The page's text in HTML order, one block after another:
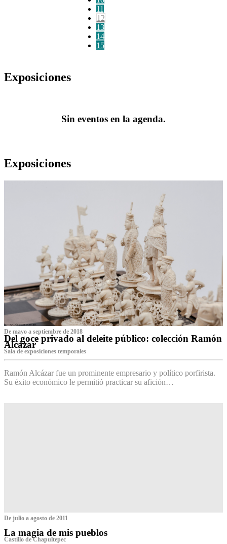
11
12
13
14
15
Exposiciones
Sin eventos en la agenda.
Exposiciones
De mayo a septiembre de 2018
Del goce privado al deleite público: colección Ramón
Alcázar
Sala de exposiciones temporales
Ramón Alcázar fue un prominente empresario y político porfirista.
Su éxito económico le permitió practicar su afición…
De julio a agosto de 2011
La magia de mis pueblos
Castillo de Chapultepec